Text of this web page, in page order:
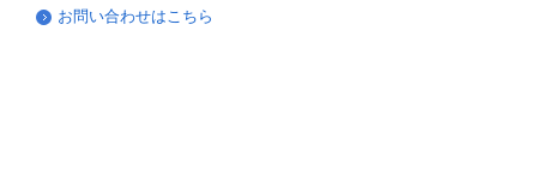
お問い合わせはこちら